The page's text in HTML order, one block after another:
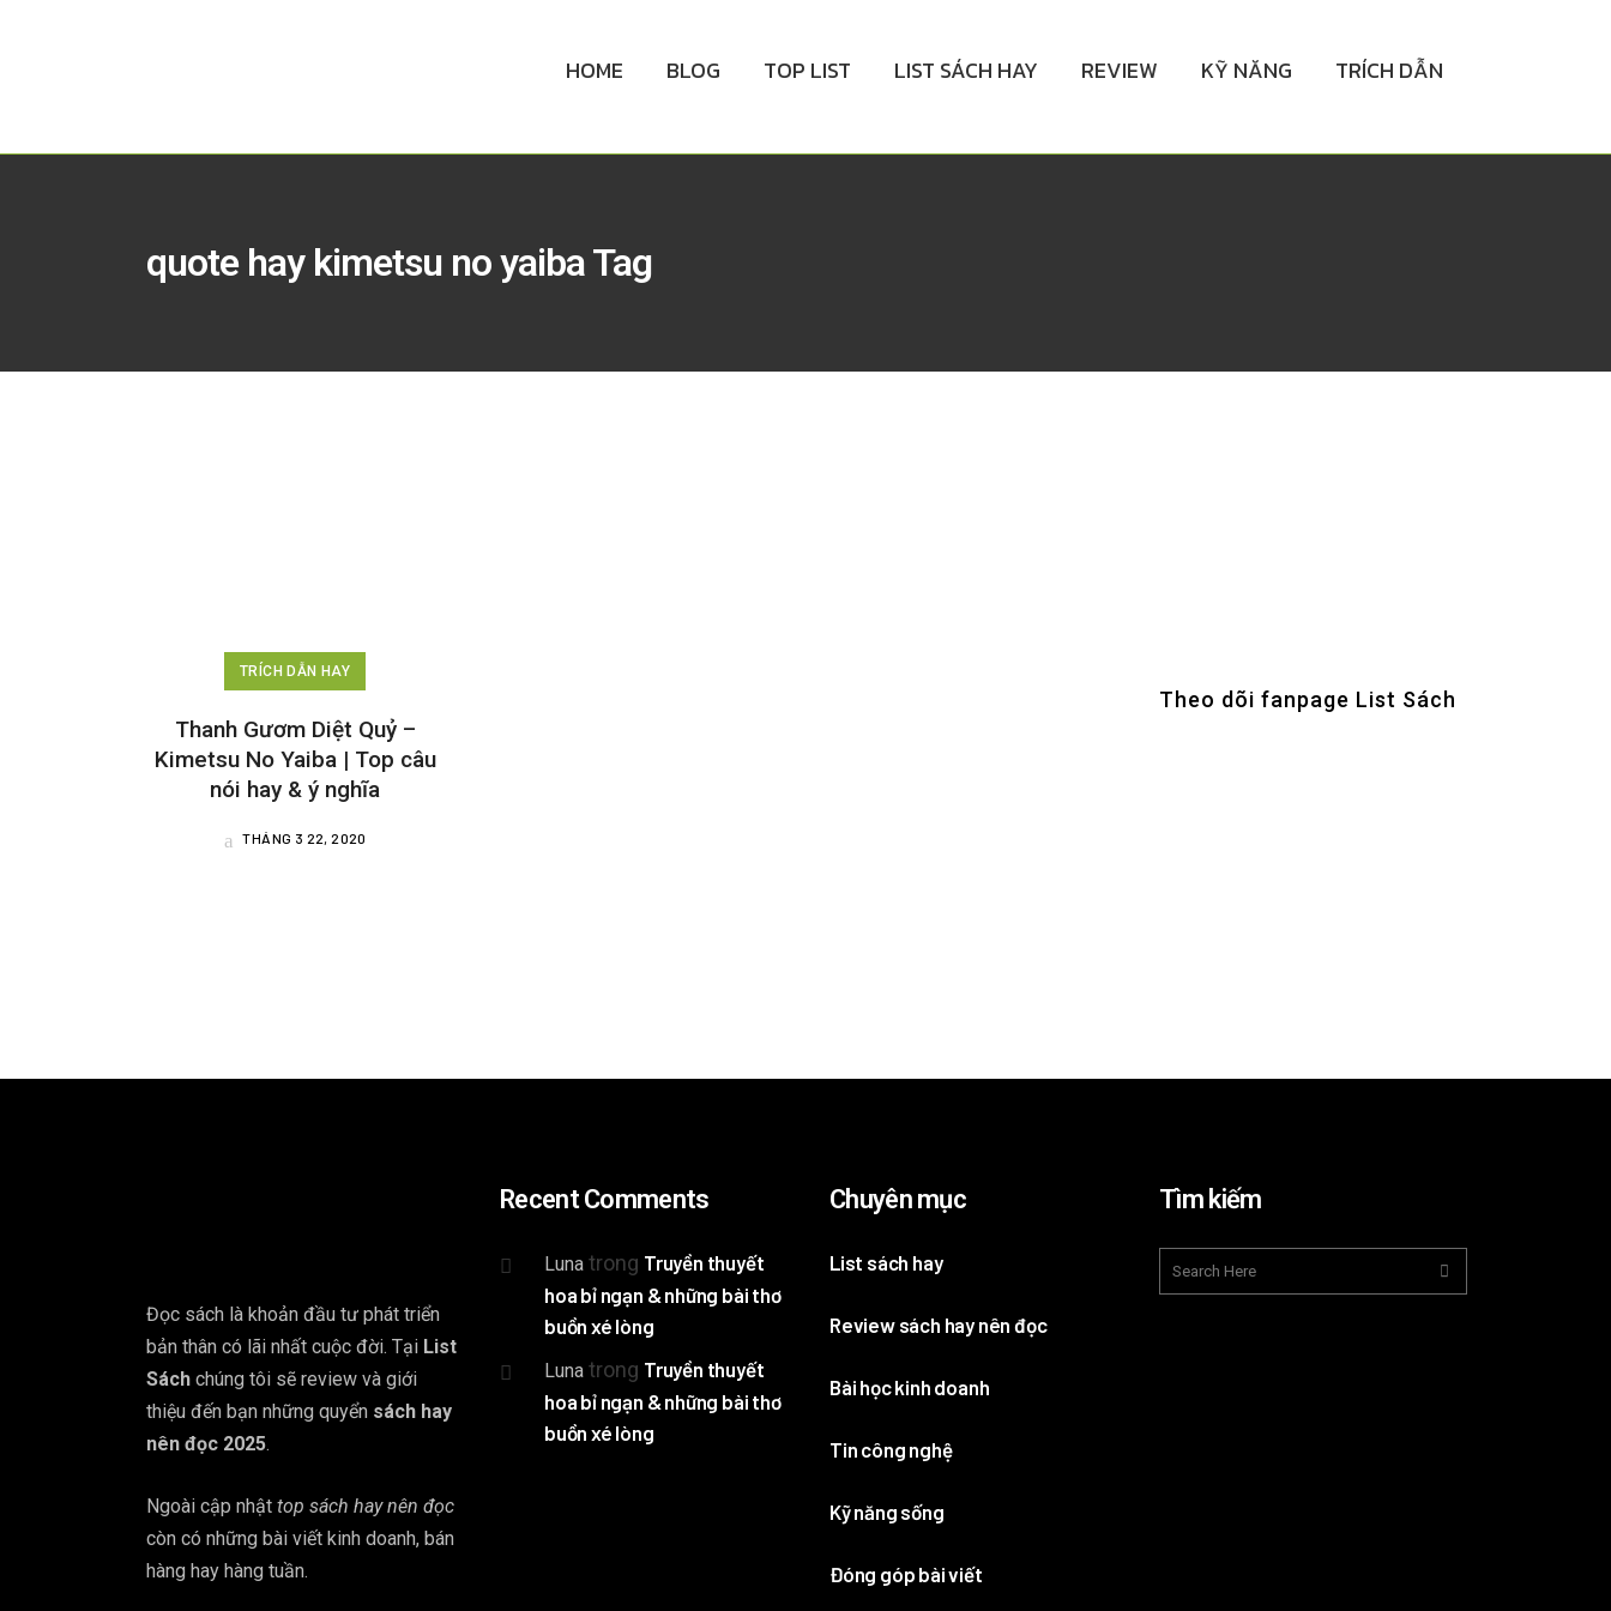
HOME BLOG TOP LIST LIST SÁCH HAY REVIEW KỸ NĂNG TRÍCH DẪN
quote hay kimetsu no yaiba Tag
TRÍCH DẪN HAY
Thanh Gươm Diệt Quỷ –
Kimetsu No Yaiba | Top câu
nói hay & ý nghĩa
THÁNG 3 22, 2020
Theo dõi fanpage List Sách
Đọc sách là khoản đầu tư phát triển
bản thân có lãi nhất cuộc đời. Tại List
Sách chúng tôi sẽ review và giới
thiệu đến bạn những quyển sách hay
nên đọc 2025.
Ngoài cập nhật top sách hay nên đọc
còn có những bài viết kinh doanh, bán
hàng hay hàng tuần.
Recent Comments
Luna trong Truyền thuyết
hoa bỉ ngạn & những bài thơ
buồn xé lòng
Luna trong Truyền thuyết
hoa bỉ ngạn & những bài thơ
buồn xé lòng
Chuyên mục
List sách hay
Review sách hay nên đọc
Bài học kinh doanh
Tin công nghệ
Kỹ năng sống
Đóng góp bài viết
Tìm kiếm